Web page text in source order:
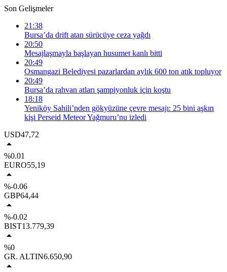
Son Gelişmeler
21:38
Bursa’da drift atan sürücüye ceza yağdı
20:50
Mesajlaşmayla başlayan husumet kanlı bitti
20:49
Osmangazi Belediyesi pazarlardan aylık 600 ton atık topluyor
20:49
Bursa’da rahvan atları şampiyonluk için koştu
18:18
Yeniköy Sahili’nden gökyüzüne çevre mesajı: 25 bini aşkın
kişi Perseid Meteor Yağmuru’nu izledi
USD47,72
%0.01
EURO55,19
%-0.06
GBP64,44
%-0.02
BIST13.779,39
%0
GR. ALTIN6.650,90